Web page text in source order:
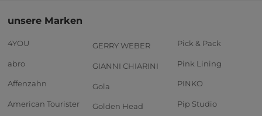
unsere Marken
4YOU
abro
Affenzahn
American Tourister
GERRY WEBER
GIANNI CHIARINI
Gola
Golden Head
Pick & Pack
Pink Lining
PINKO
Pip Studio